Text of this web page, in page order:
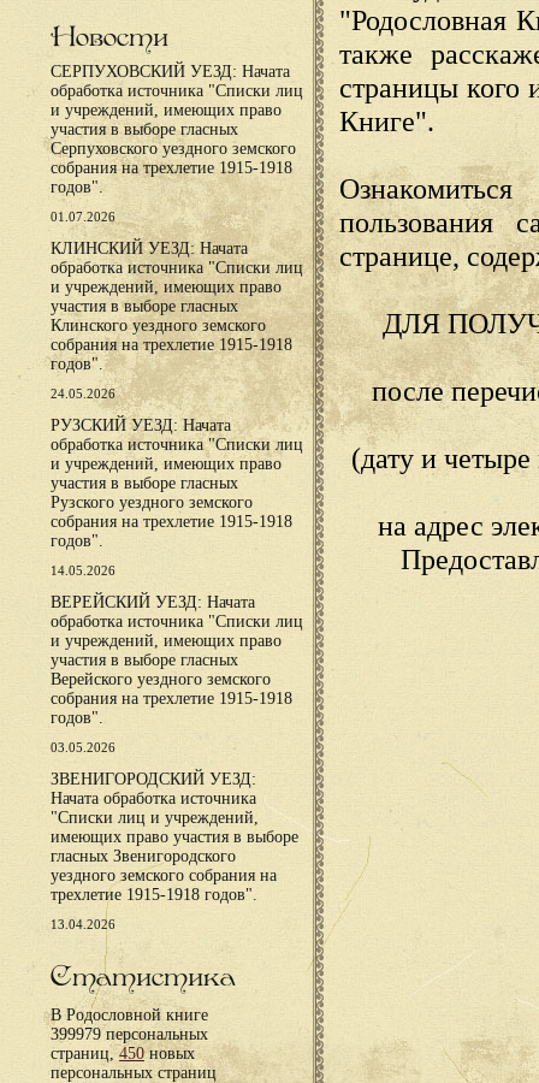
Новости
СЕРПУХОВСКИЙ УЕЗД: Начата
обработка источника "Списки лиц
и учреждений, имеющих право
участия в выборе гласных
Серпуховского уездного земского
собрания на трехлетие 1915-1918
годов".
01.07.2026
КЛИНСКИЙ УЕЗД: Начата
обработка источника "Списки лиц
и учреждений, имеющих право
участия в выборе гласных
Клинского уездного земского
собрания на трехлетие 1915-1918
годов".
24.05.2026
РУЗСКИЙ УЕЗД: Начата
обработка источника "Списки лиц
и учреждений, имеющих право
участия в выборе гласных
Рузского уездного земского
собрания на трехлетие 1915-1918
годов".
14.05.2026
ВЕРЕЙСКИЙ УЕЗД: Начата
обработка источника "Списки лиц
и учреждений, имеющих право
участия в выборе гласных
Верейского уездного земского
собрания на трехлетие 1915-1918
годов".
03.05.2026
ЗВЕНИГОРОДСКИЙ УЕЗД:
Начата обработка источника
"Списки лиц и учреждений,
имеющих право участия в выборе
гласных Звенигородского
уездного земского собрания на
трехлетие 1915-1918 годов".
13.04.2026
Статистика
В Родословной книге
399979 персональных
страниц,450новых
персональных страниц
"Родословная
также
страницы кого
Книге".
пользования
странице,
ДЛЯ
после
(дату и
на адрес